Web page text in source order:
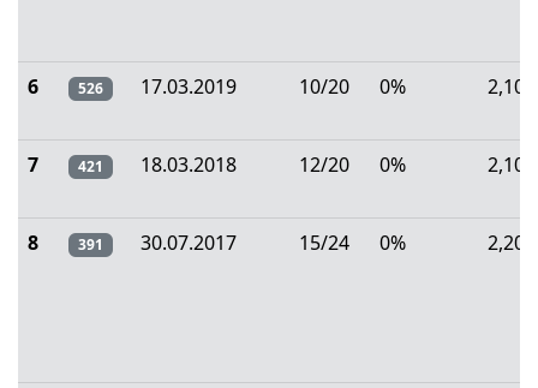
6 526 17.03.2019 10/20 0% 2,10
7 421 18.03.2018 12/20 0% 2,10
8 391 30.07.2017 15/24 0% 2,20